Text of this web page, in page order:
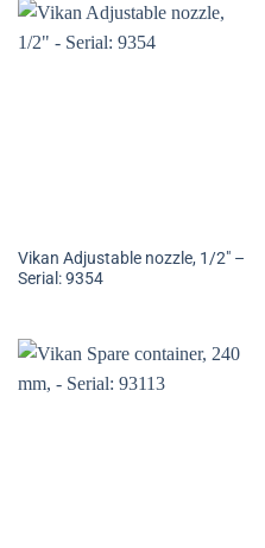
Vikan Adjustable nozzle, 1/2″ –
Serial: 9354